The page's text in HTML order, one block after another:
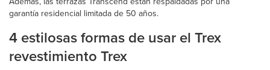
garantía residencial limitada de 50 años.
4 estilosas formas de usar el Trex
revestimiento Trex